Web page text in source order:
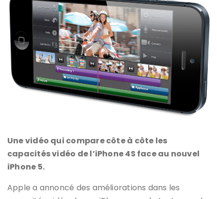
Une vidéo qui compare côte à côte les
capacités vidéo de l’iPhone 4S face au nouvel
iPhone 5.
Apple a annoncé des améliorations dans les